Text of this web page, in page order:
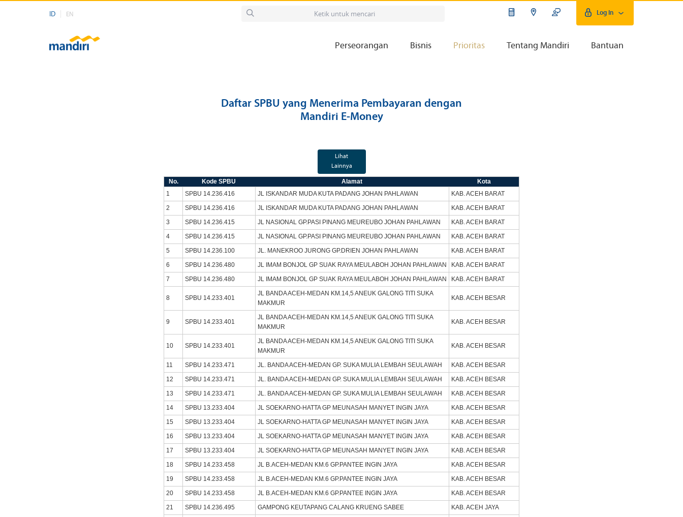
ID EN Log In
Perseorangan Bisnis Prioritas Tentang Mandiri Bantuan
Daftar SPBU yang Menerima Pembayaran dengan
Mandiri E-Money
Lihat
Lainnya
No. Kode SPBU Alamat
Kota
1
SPBU 14.236.416 JL ISKANDAR MUDA KUTA PADANG JOHAN PAHLAWAN
KAB. ACEH BARAT
2
SPBU 14.236.416 JL ISKANDAR MUDA KUTA PADANG JOHAN PAHLAWAN
KAB. ACEH BARAT
3
SPBU 14.236.415 JL NASIONAL GP.PASI PINANG MEUREUBO JOHAN PAHLAWAN
KAB. ACEH BARAT
4
SPBU 14.236.415 JL NASIONAL GP.PASI PINANG MEUREUBO JOHAN PAHLAWAN
KAB. ACEH BARAT
5
SPBU 14.236.100 JL. MANEKROO JURONG GP.DRIEN JOHAN PAHLAWAN
KAB. ACEH BARAT
6
SPBU 14.236.480 JL IMAM BONJOL GP SUAK RAYA MEULABOH JOHAN PAHLAWAN
KAB. ACEH BARAT
7
SPBU 14.236.480 JL IMAM BONJOL GP SUAK RAYA MEULABOH JOHAN PAHLAWAN KAB. ACEH BARAT
8 SPBU 14.233.401
JL BANDA ACEH-MEDAN KM.14,5 ANEUK GALONG TITI SUKA
MAKMUR
KAB. ACEH BESAR
9 SPBU 14.233.401
JL BANDA ACEH-MEDAN KM.14,5 ANEUK GALONG TITI SUKA
MAKMUR
KAB. ACEH BESAR
10 SPBU 14.233.401
JL BANDA ACEH-MEDAN KM.14,5 ANEUK GALONG TITI SUKA
MAKMUR
KAB. ACEH BESAR
11 SPBU 14.233.471 JL. BANDA ACEH-MEDAN GP. SUKA MULIA LEMBAH SEULAWAH
KAB. ACEH BESAR
12
SPBU 14.233.471 JL. BANDA ACEH-MEDAN GP. SUKA MULIA LEMBAH SEULAWAH
KAB. ACEH BESAR
13
SPBU 14.233.471 JL. BANDA ACEH-MEDAN GP. SUKA MULIA LEMBAH SEULAWAH
KAB. ACEH BESAR
14
SPBU 13.233.404 JL SOEKARNO-HATTA GP MEUNASAH MANYET INGIN JAYA
KAB. ACEH BESAR
15
SPBU 13.233.404 JL SOEKARNO-HATTA GP MEUNASAH MANYET INGIN JAYA
KAB. ACEH BESAR
16
SPBU 13.233.404 JL SOEKARNO-HATTA GP MEUNASAH MANYET INGIN JAYA
KAB. ACEH BESAR
17
SPBU 13.233.404 JL SOEKARNO-HATTA GP MEUNASAH MANYET INGIN JAYA
KAB. ACEH BESAR
18
SPBU 14.233.458 JL B.ACEH-MEDAN KM.6 GP.PANTEE INGIN JAYA
KAB. ACEH BESAR
19
SPBU 14.233.458 JL B.ACEH-MEDAN KM.6 GP.PANTEE INGIN JAYA
KAB. ACEH BESAR
20
SPBU 14.233.458 JL B.ACEH-MEDAN KM.6 GP.PANTEE INGIN JAYA
KAB. ACEH BESAR
21
SPBU 14.236.495 GAMPONG KEUTAPANG CALANG KRUENG SABEE
KAB. ACEH JAYA